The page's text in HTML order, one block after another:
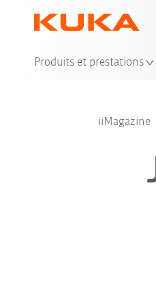
Produits et prestations
iiMagazine